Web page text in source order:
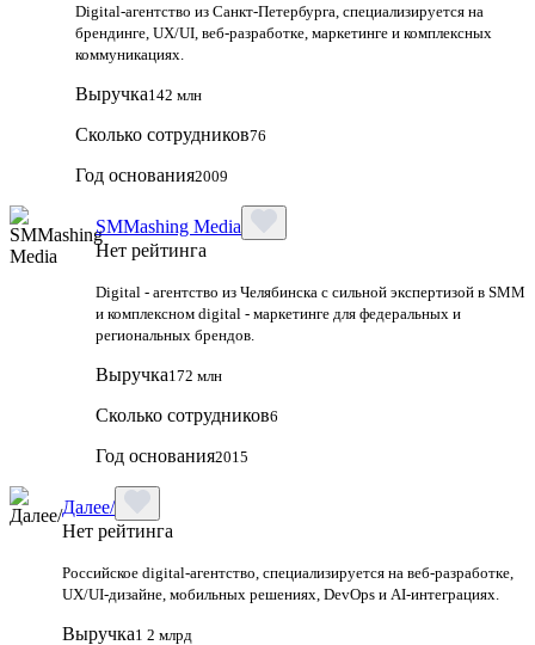
Digital-агентство из Санкт-Петербурга, специализируется на
брендинге, UX/UI, веб-разработке, маркетинге и комплексных
коммуникациях.
Выручка142 млн
Сколько сотрудников76
Год основания2009
SMMashing Media
Нет рейтинга
Digital - агентство из Челябинска с сильной экспертизой в SMM
и комплексном digital - маркетинге для федеральных и
региональных брендов.
Выручка172 млн
Сколько сотрудников6
Год основания2015
Далее/
Нет рейтинга
Российское digital-агентство, специализируется на веб-разработке,
UX/UI-дизайне, мобильных решениях, DevOps и AI-интеграциях.
Выручка1 2 млрд